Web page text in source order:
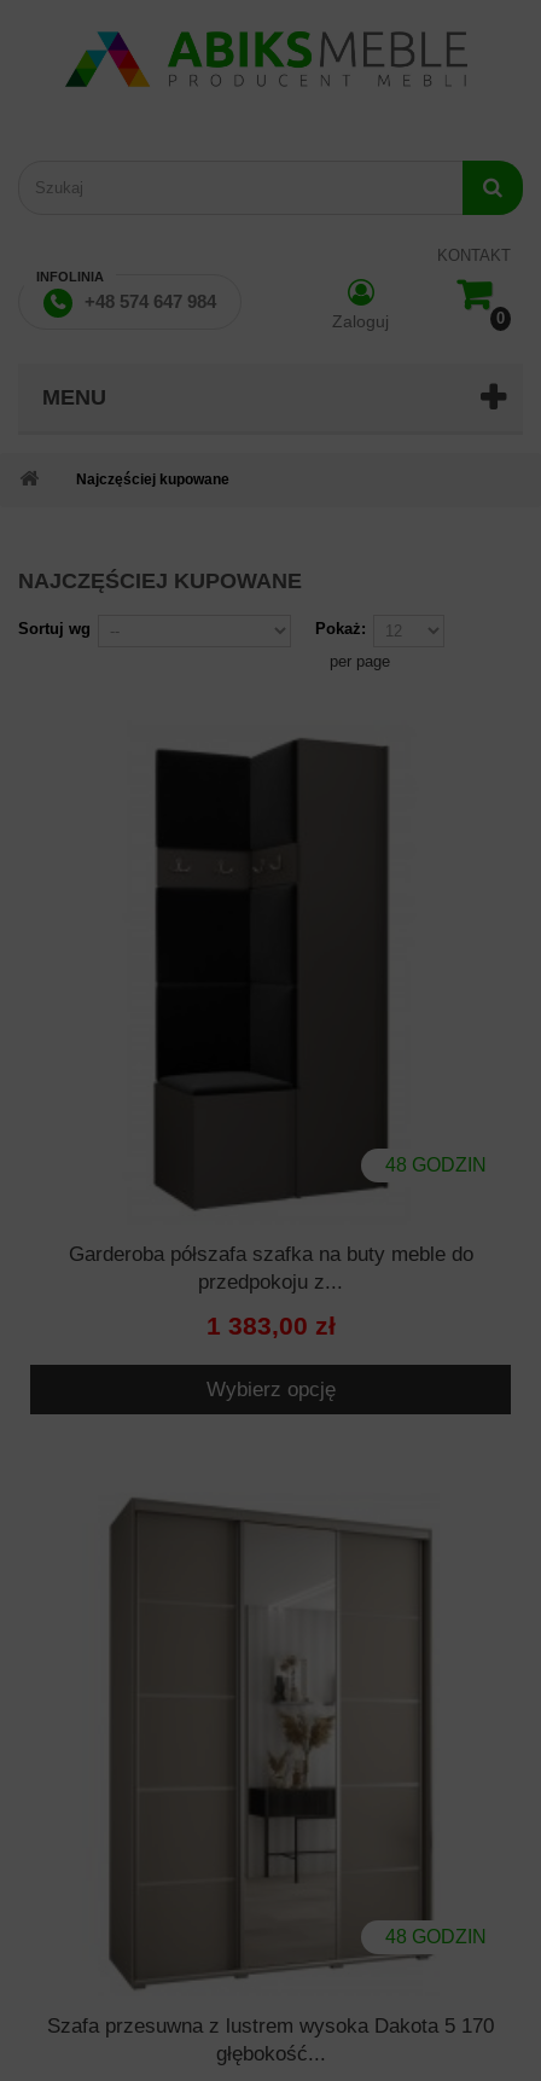
INFOLINIA
+48 574 647 984
Zaloguj 0
KONTAKT
MENU
Najczęściej kupowane
NAJCZĘŚCIEJ KUPOWANE
Sortuj wg
Pokaż:
per page
48 GODZIN
Garderoba półszafa szafka na buty meble do
przedpokoju z...
1 383,00 zł
Wybierz opcję
48 GODZIN
Szafa przesuwna z lustrem wysoka Dakota 5 170
głębokość...